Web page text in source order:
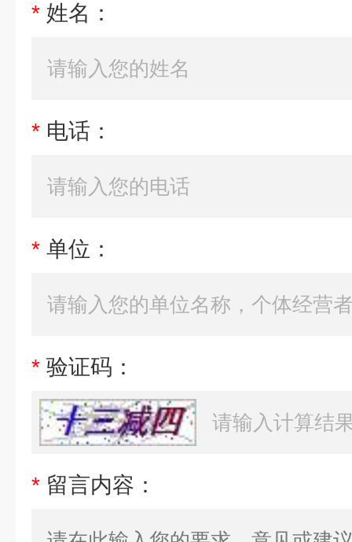
* 姓名：
* 电话：
* 单位：
* 验证码：
* 留言内容：